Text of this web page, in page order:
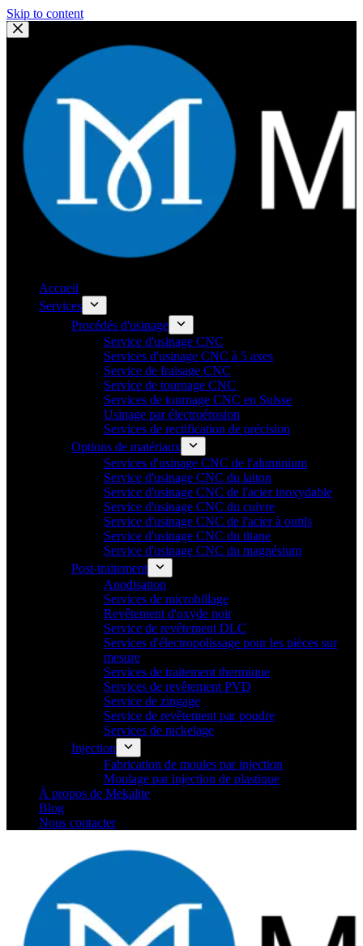
Skip to content
Accueil
Services
Procédés d'usinage
Service d'usinage CNC
Services d'usinage CNC à 5 axes
Service de fraisage CNC
Service de tournage CNC
Services de tournage CNC en Suisse
Usinage par électroérosion
Services de rectification de précision
Options de matériaux
Services d'usinage CNC de l'aluminium
Service d'usinage CNC du laiton
Service d'usinage CNC de l'acier inoxydable
Service d'usinage CNC du cuivre
Service d'usinage CNC de l'acier à outils
Service d'usinage CNC du titane
Service d'usinage CNC du magnésium
Post-traitement
Anodisation
Services de microbillage
Revêtement d'oxyde noir
Service de revêtement DLC
Services d'électropolissage pour les pièces sur
mesure
Services de traitement thermique
Services de revêtement PVD
Service de zingage
Service de revêtement par poudre
Services de nickelage
Injection
Fabrication de moules par injection
Moulage par injection de plastique
À propos de Mekalite
Blog
Nous contacter